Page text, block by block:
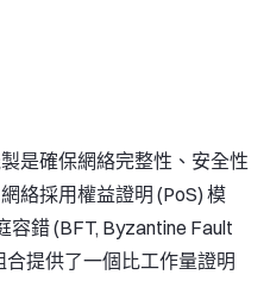
是確保網絡完整性、安全性
絡採用權益證明 (PoS) 模
容錯 (BFT, Byzantine Fault
提供了一個比工作量證明